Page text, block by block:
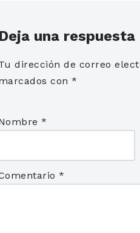
Deja una respuesta
dirección de correo
con *
*
*